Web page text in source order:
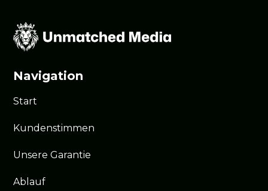
Navigation
Start
Kundenstimmen
Unsere Garantie
Ablauf